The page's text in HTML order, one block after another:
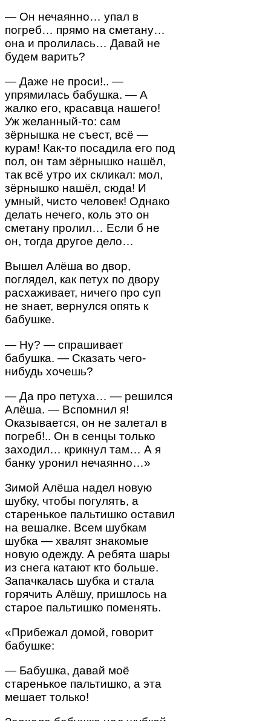
— Он нечаянно… упал в
погреб… прямо на сметану…
она и пролилась… Давай не
будем варить?
— Даже не проси!.. —
упрямилась бабушка. — А
жалко его, красавца нашего!
Уж желанный-то: сам
зёрнышка не съест, всё —
курам! Как-то посадила его под
пол, он там зёрнышко нашёл,
так всё утро их скликал: мол,
зёрнышко нашёл, сюда! И
умный, чисто человек! Однако
делать нечего, коль это он
сметану пролил… Если б не
он, тогда другое дело…
Вышел Алёша во двор,
поглядел, как петух по двору
расхаживает, ничего про суп
не знает, вернулся опять к
бабушке.
— Ну? — спрашивает
бабушка. — Сказать чего-
нибудь хочешь?
— Да про петуха… — решился
Алёша. — Вспомнил я!
Оказывается, он не залетал в
погреб!.. Он в сенцы только
заходил… крикнул там… А я
банку уронил нечаянно…»
Зимой Алёша надел новую
шубку, чтобы погулять, а
старенькое пальтишко оставил
на вешалке. Всем шубкам
шубка — хвалят знакомые
новую одежду. А ребята шары
из снега катают кто больше.
Запачкалась шубка и стала
горячить Алёшу, пришлось на
старое пальтишко поменять.
«Прибежал домой, говорит
бабушке:
— Бабушка, давай моё
старенькое пальтишко, а эта
мешает только!